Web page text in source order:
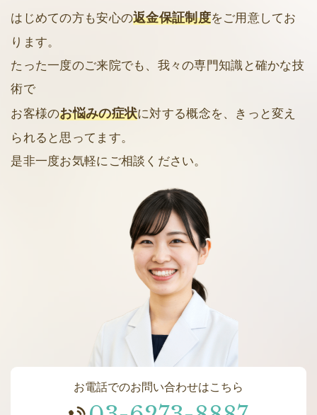
はじめての方も安心の返金保証制度をご用意してお
ります。
たった一度のご来院でも、我々の専門知識と確かな技
術で
お客様のお悩みの症状に対する概念を、きっと変え
られると思ってます。
是非一度お気軽にご相談ください。
お電話でのお問い合わせはこちら